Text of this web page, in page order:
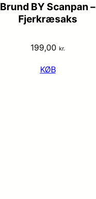
Brund BY Scanpan –
Fjerkræsaks
199,00 kr.
KØB